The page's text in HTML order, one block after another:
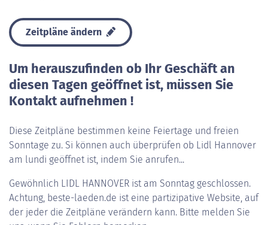
Zeitpläne ändern
Um herauszufinden ob Ihr Geschäft an
diesen Tagen geöffnet ist, müssen Sie
Kontakt aufnehmen !
Diese Zeitpläne bestimmen keine Feiertage und freien
Sonntage zu. Si können auch überprüfen ob Lidl Hannover
am lundi geöffnet ist, indem Sie anrufen...
Gewöhnlich LIDL HANNOVER ist am Sonntag geschlossen.
Achtung, beste-laeden.de ist eine partizipative Website, auf
der jeder die Zeitpläne verändern kann. Bitte melden Sie